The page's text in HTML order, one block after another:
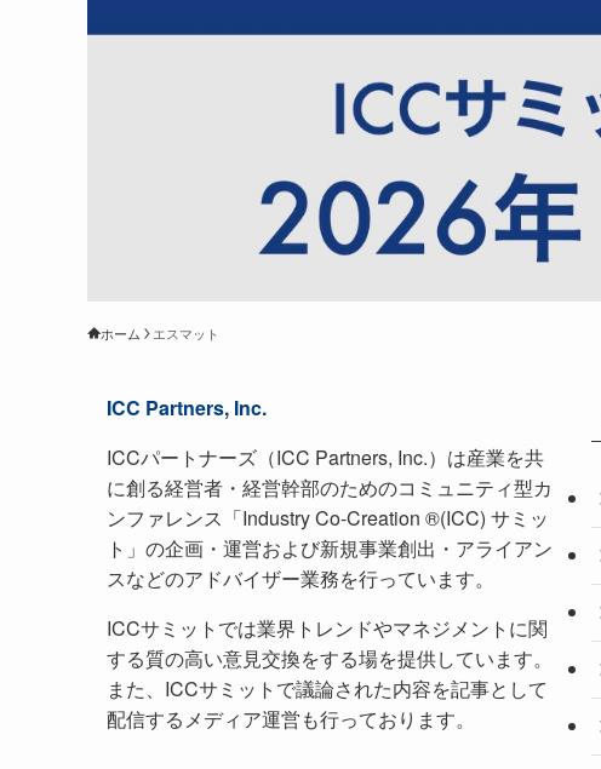
ホーム エスマット
ICC Partners, Inc.
ICCパートナーズ（ICC Partners, Inc.）は産業を共
に創る経営者・経営幹部のためのコミュニティ型カ
ンファレンス「Industry Co-Creation ®(ICC) サミッ
ト」の企画・運営および新規事業創出・アライアン
スなどのアドバイザー業務を行っています。
ICCサミットでは業界トレンドやマネジメントに関
する質の高い意見交換をする場を提供しています。
また、ICCサミットで議論された内容を記事として
配信するメディア運営も行っております。